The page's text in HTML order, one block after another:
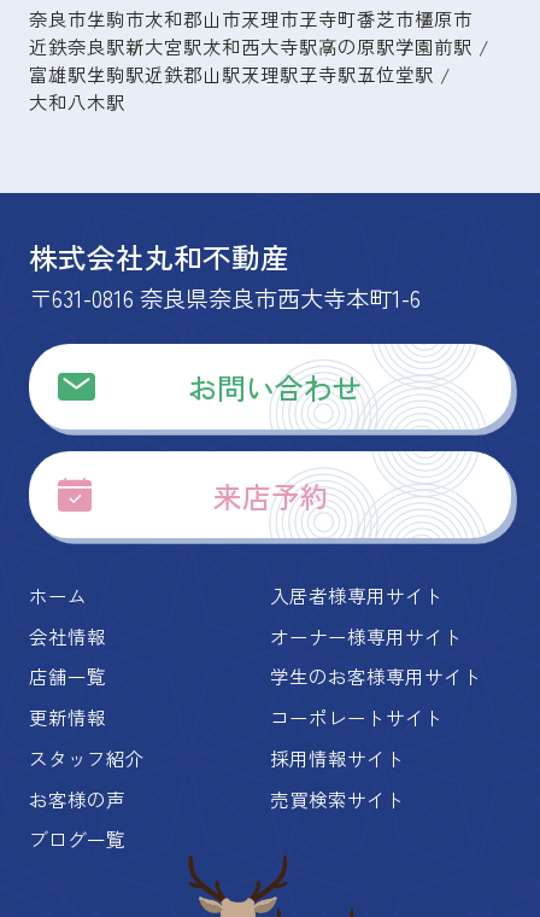
奈良市生駒市大和郡山市天理市王寺町香芝市橿原市
近鉄奈良駅新大宮駅大和西大寺駅高の原駅学園前駅
富雄駅生駒駅近鉄郡山駅天理駅王寺駅五位堂駅
大和八木駅
株式会社丸和不動産
〒631-0816 奈良県奈良市西大寺本町1-6
お問い合わせ
来店予約
ホーム
会社情報
店舗一覧
更新情報
スタッフ紹介
お客様の声
ブログ一覧
入居者様専用サイト
オーナー様専用サイト
学生のお客様専用サイト
コーポレートサイト
採用情報サイト
売買検索サイト